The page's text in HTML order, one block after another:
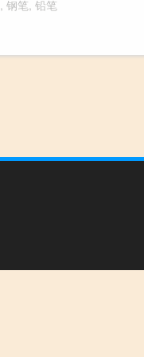
, 钢笔, 铅笔